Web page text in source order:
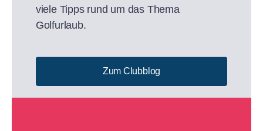
viele Tipps rund um das Thema
Golfurlaub.
Zum Clubblog